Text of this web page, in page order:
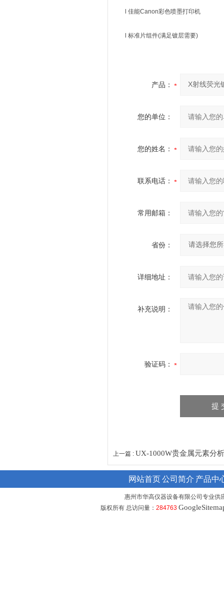
l 佳能Canon彩色喷墨打印机
l 标准片组件(满足镀层需要)
产品：
您的单位：
您的姓名：
联系电话：
常用邮箱：
省份：
详细地址：
补充说明：
验证码：
上一篇 : UX-1000W贵金属元素分
网站首页公司简介 产品中
惠州市华高仪器设备有限公司专业供
版权所有 总访问量： 284763